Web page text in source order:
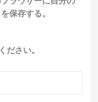
保存する。
ださい。